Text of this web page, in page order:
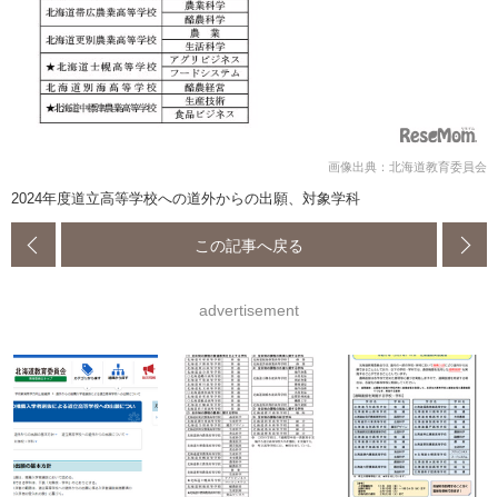
画像出典：北海道教育委員会
2024年度道立高等学校への道外からの出願、対象学科
この記事へ戻る
advertisement